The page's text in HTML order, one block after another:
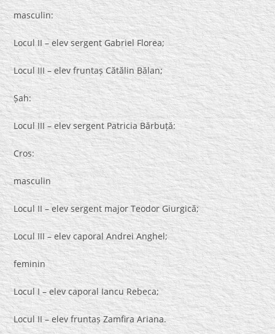
masculin:
Locul II – elev sergent Gabriel Florea;
Locul III – elev fruntaș Cătălin Bălan;
Șah:
Locul III – elev sergent Patricia Bărbuță:
Cros:
masculin
Locul II – elev sergent major Teodor Giurgică;
Locul III – elev caporal Andrei Anghel;
feminin
Locul I – elev caporal Iancu Rebeca;
Locul II – elev fruntaș Zamfira Ariana.